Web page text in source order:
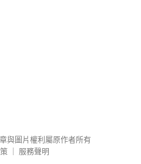
與圖片權利屬原作者所有
服務聲明